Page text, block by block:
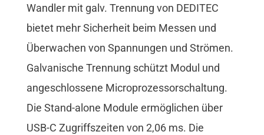
Wandler mit galv. Trennung von DEDITEC
bietet mehr Sicherheit beim Messen und
Überwachen von Spannungen und Strömen.
Galvanische Trennung schützt Modul und
angeschlossene Microprozessorschaltung.
Die Stand-alone Module ermöglichen über
USB-C Zugriffszeiten von 2,06 ms. Die